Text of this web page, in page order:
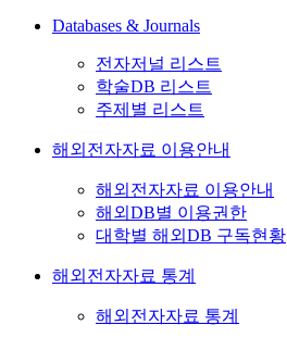
Databases & Journals
전자저널 리스트
학술DB 리스트
주제별 리스트
해외전자자료 이용안내
해외전자자료 이용안내
해외DB별 이용권한
대학별 해외DB 구독현황
해외전자자료 통계
해외전자자료 통계